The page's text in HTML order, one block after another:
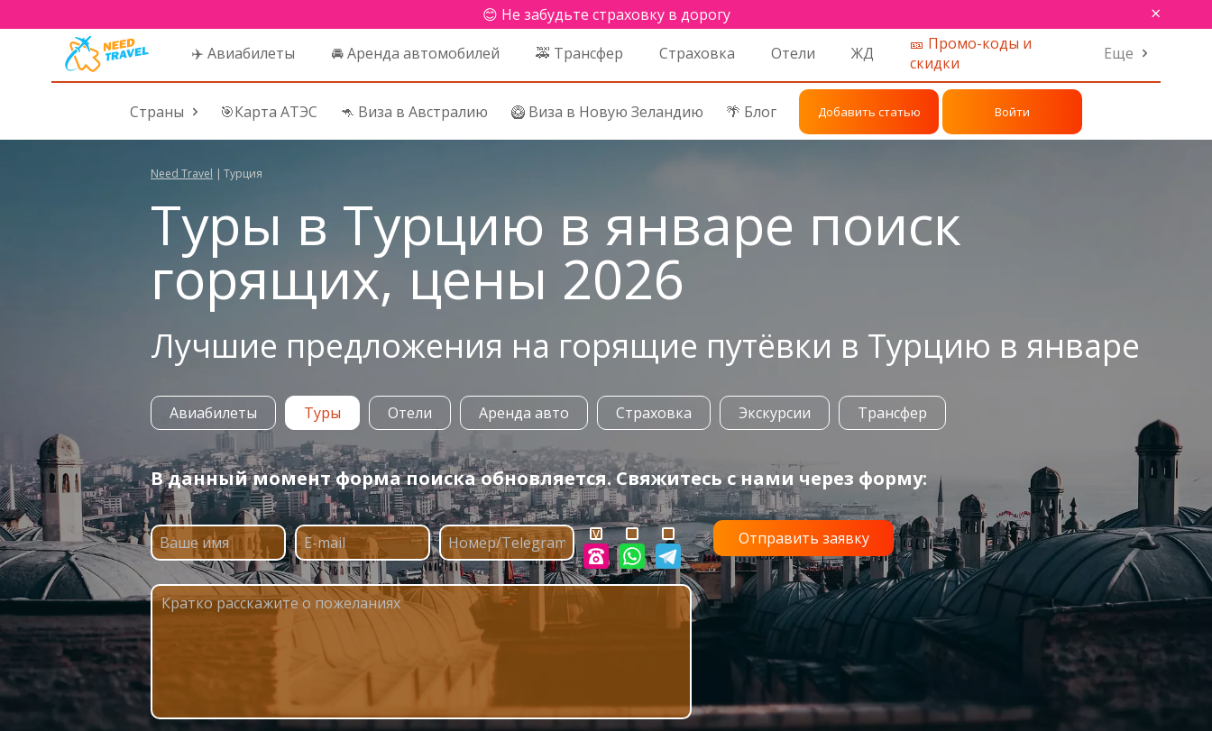
😊 Не забудьте страховку в дорогу ×
✈️ Авиабилеты 🚘 Аренда автомобилей 🚕 Трансфер Страховка Отели ЖД
🎫 Промо-коды и
скидки
Еще
Страны 🎯Карта АТЭС 🦘 Виза в Австралию 🥝 Виза в Новую Зеландию 🌴 Блог Добавить статью Войти
Need Travel | Турция
Туры в Турцию в январе поиск
горящих, цены 2026
Лучшие предложения на горящие путёвки в Турцию в январе
Авиабилеты Туры Отели Аренда авто Страховка Экскурсии Трансфер
В данный момент форма поиска обновляется. Свяжитесь с нами через форму: